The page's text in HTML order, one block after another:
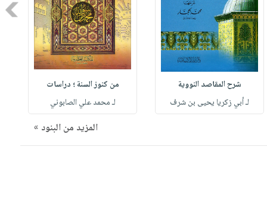
شرح المقاصد النووية
لـ أبي زكريا يحيى بن شرف
من كنوز السنة ؛ دراسات
لـ محمد علي الصابوني
المزيد من البنود »